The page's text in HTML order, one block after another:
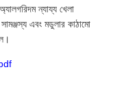
ন্যায্য খেলা
এবং মডুলার কাঠামো